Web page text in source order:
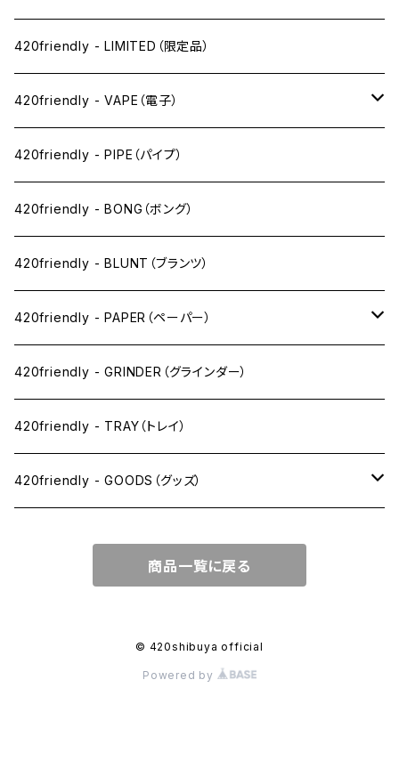
420friendly - LIMITED（限定品）
420friendly - VAPE（電子）
ペン下
ニコパフ系
ドライ系
ワックス系
420friendly - PIPE（パイプ）
420friendly - BONG（ボング）
420friendly - BLUNT（ブランツ）
420friendly - PAPER（ペーパー）
SW(シングルワイド）サイズ
1 1/4サイズ
キングサイズスリム
キングサイズワイド
420friendly - GRINDER（グラインダー）
420friendly - TRAY（トレイ）
420friendly - GOODS（グッズ）
JOINT（ジョイント系）
CLEANING（掃除・保管）
商品一覧に戻る
© 420shibuya official
Powered by